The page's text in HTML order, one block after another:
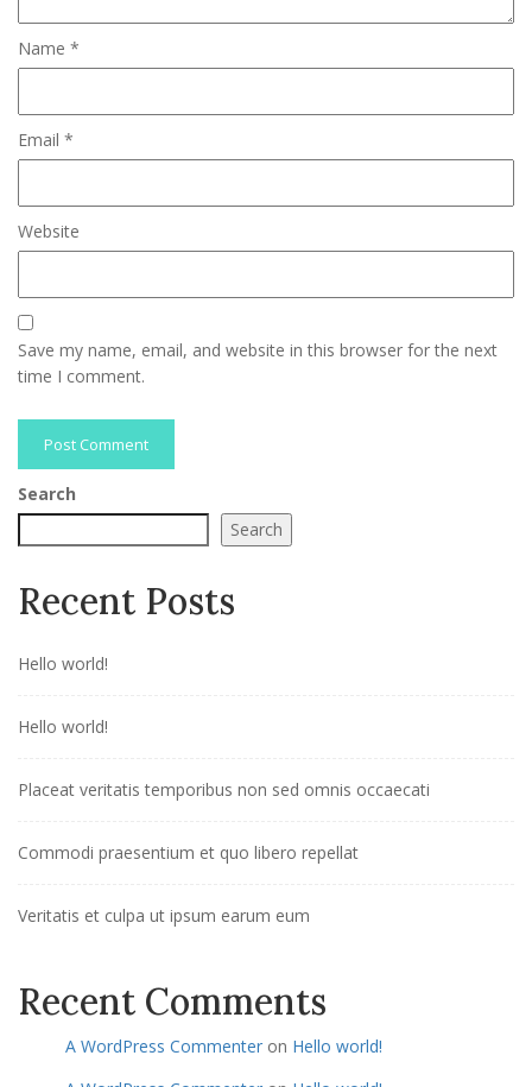
Name *
Email *
Website
Save my name, email, and website in this browser for the next
time I comment.
Search
Search
Recent Posts
Hello world!
Hello world!
Placeat veritatis temporibus non sed omnis occaecati
Commodi praesentium et quo libero repellat
Veritatis et culpa ut ipsum earum eum
Recent Comments
A WordPress Commenter on Hello world!